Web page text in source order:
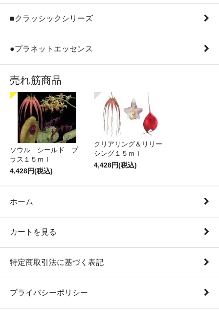
■クラッシックシリーズ
●プラネットエッセンス
売れ筋商品
ソウル シールド プ
ラス１５ｍｌ
4,428円(税込)
クリアリング＆リリー
シング１５ｍｌ
4,428円(税込)
ホーム
カートを見る
特定商取引法に基づく表記
プライバシーポリシー